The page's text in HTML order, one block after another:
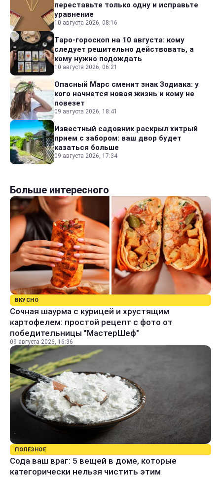
переставьте только одну и исправьте
уравнение
10 августа 2026, 08:16
Таро-гороскоп на 10 августа: кому
следует решительно действовать, а
кому нужно подождать
10 августа 2026, 06:21
Опасный Марс сменит знак Зодиака: у
кого начнется новая жизнь и кому не
повезет
09 августа 2026, 18:41
Известный садовник раскрыл хитрый
прием с забором: ваш двор будет
казаться больше
09 августа 2026, 17:34
Больше интересного
ВКУСНО
Сочная шаурма с курицей и хрустящим
картофелем: простой рецепт с фото от
победительницы "МастерШеф"
09 августа 2026, 16:36
ПОЛЕЗНОЕ
Сода ваш враг: 5 вещей в доме, которые
категорически нельзя чистить этим